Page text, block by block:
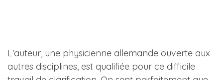
L'auteur, une physicienne allemande ouverte aux
autres disciplines, est qualifiée pour ce difficile